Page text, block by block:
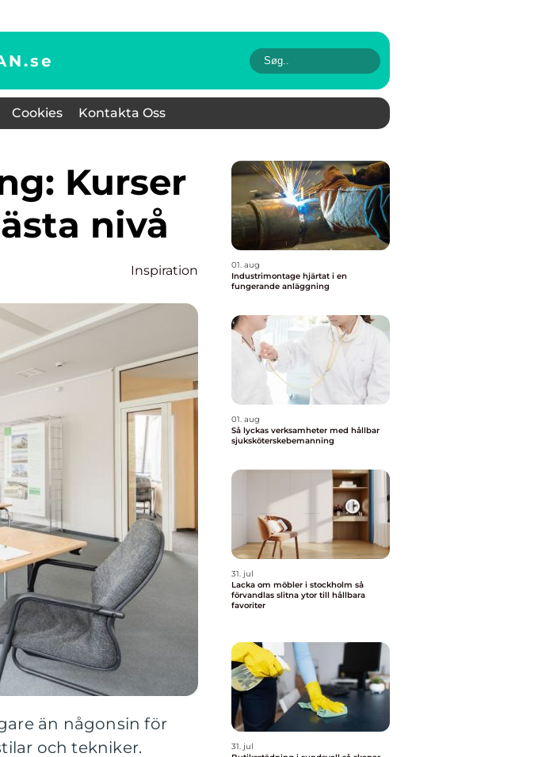
se
Cookies Kontakta Oss
nivå
Inspiration
än någonsin för
och tekniker.
01. aug
Industrimontage hjärtat i en
fungerande anläggning
01. aug
Så lyckas verksamheter med hållbar
sjuksköterskebemanning
31. jul
Lacka om möbler i stockholm så
förvandlas slitna ytor till hållbara
favoriter
31. jul